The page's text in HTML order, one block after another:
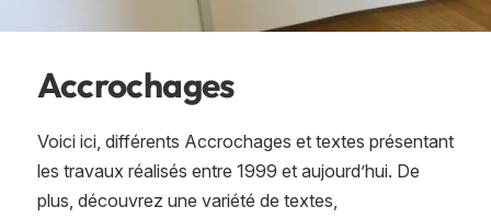
Accrochages
Voici ici, différents Accrochages et textes présentant
les travaux réalisés entre 1999 et aujourd’hui. De
plus, découvrez une variété de textes,